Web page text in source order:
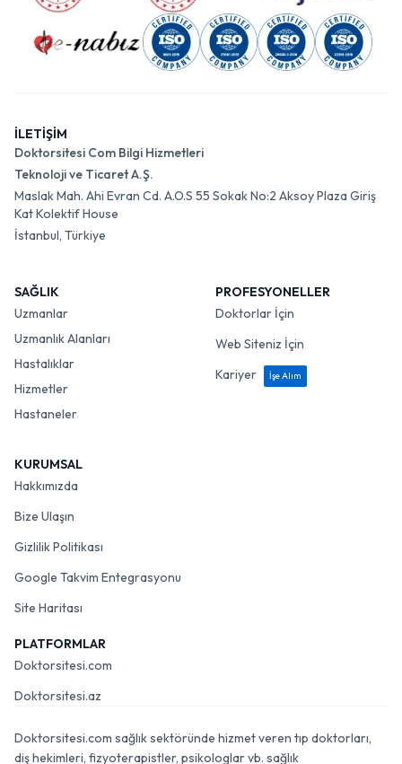
İLETİŞİM
Doktorsitesi Com Bilgi Hizmetleri
Teknoloji ve Ticaret A.Ş.
Maslak Mah. Ahi Evran Cd. A.O.S 55 Sokak No:2 Aksoy Plaza Giriş
Kat Kolektif House
İstanbul, Türkiye
SAĞLIK
Uzmanlar
Uzmanlık Alanları
Hastalıklar
Hizmetler
Hastaneler
PROFESYONELLER
Doktorlar İçin
Web Siteniz İçin
Kariyer
İşe Alım
KURUMSAL
Hakkımızda
Bize Ulaşın
Gizlilik Politikası
Google Takvim Entegrasyonu
Site Haritası
PLATFORMLAR
Doktorsitesi.com
Doktorsitesi.az
Doktorsitesi.com sağlık sektöründe hizmet veren tıp doktorları,
diş hekimleri, fizyoterapistler, psikologlar vb. sağlık